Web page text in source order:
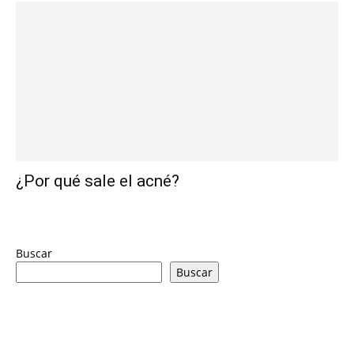
¿Por qué sale el acné?
Buscar
Buscar